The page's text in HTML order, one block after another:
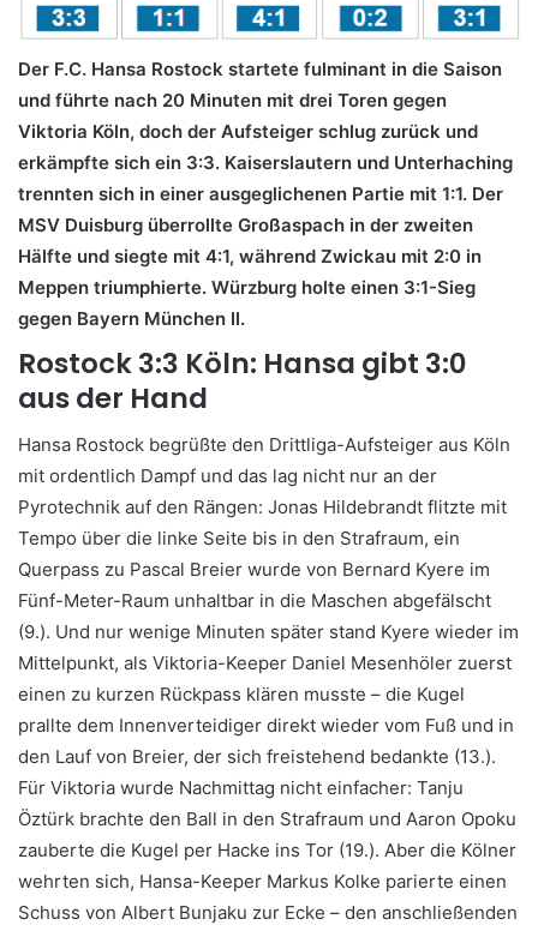
Der F.C. Hansa Rostock startete fulminant in die Saison
und führte nach 20 Minuten mit drei Toren gegen
Viktoria Köln, doch der Aufsteiger schlug zurück und
erkämpfte sich ein 3:3. Kaiserslautern und Unterhaching
trennten sich in einer ausgeglichenen Partie mit 1:1. Der
MSV Duisburg überrollte Großaspach in der zweiten
Hälfte und siegte mit 4:1, während Zwickau mit 2:0 in
Meppen triumphierte. Würzburg holte einen 3:1-Sieg
gegen Bayern München II.
Rostock 3:3 Köln: Hansa gibt 3:0
aus der Hand
Hansa Rostock begrüßte den Drittliga-Aufsteiger aus Köln
mit ordentlich Dampf und das lag nicht nur an der
Pyrotechnik auf den Rängen: Jonas Hildebrandt flitzte mit
Tempo über die linke Seite bis in den Strafraum, ein
Querpass zu Pascal Breier wurde von Bernard Kyere im
Fünf-Meter-Raum unhaltbar in die Maschen abgefälscht
(9.). Und nur wenige Minuten später stand Kyere wieder im
Mittelpunkt, als Viktoria-Keeper Daniel Mesenhöler zuerst
einen zu kurzen Rückpass klären musste – die Kugel
prallte dem Innenverteidiger direkt wieder vom Fuß und in
den Lauf von Breier, der sich freistehend bedankte (13.).
Für Viktoria wurde Nachmittag nicht einfacher: Tanju
Öztürk brachte den Ball in den Strafraum und Aaron Opoku
zauberte die Kugel per Hacke ins Tor (19.). Aber die Kölner
wehrten sich, Hansa-Keeper Markus Kolke parierte einen
Schuss von Albert Bunjaku zur Ecke – den anschließenden